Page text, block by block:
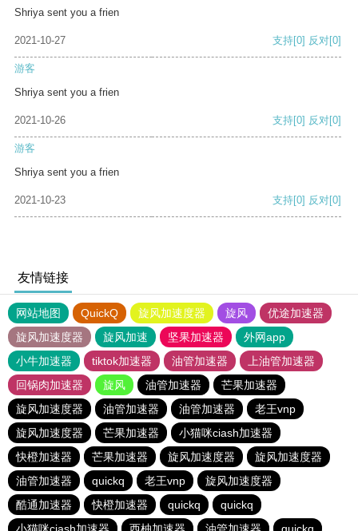
Shriya sent you a frien
2021-10-27 支持[0] 反对[0]
游客
Shriya sent you a frien
2021-10-26 支持[0] 反对[0]
游客
Shriya sent you a frien
2021-10-23 支持[0] 反对[0]
友情链接
网站地图 QuickQ 旋风加速度器 旋风
优途加速器
旋风加速度器
旋风加速 坚果加速器
外网app
小牛加速器
tiktok加速器 油管加速器
上油管加速器
回锅肉加速器
旋风 油管加速器
芒果加速器
旋风加速度器
油管加速器 油管加速器
老王vnp
旋风加速度器
芒果加速器
小猫咪ciash加速器
快橙加速器
芒果加速器 旋风加速度器
旋风加速度器
油管加速器
quickq 老王vnp
旋风加速度器
酷通加速器
快橙加速器 quickq
quickq